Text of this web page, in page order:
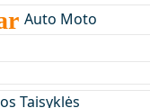
Auto Moto
Taisyklės